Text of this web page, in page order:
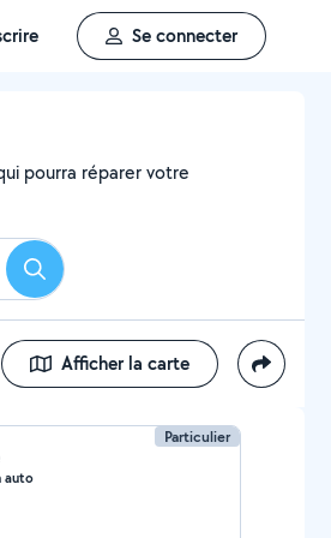
Se connecter
pourra réparer votre
Rechercher
Afficher la carte
Particulier
auto